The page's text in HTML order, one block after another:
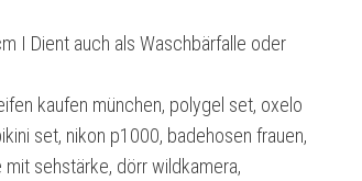
I Dient auch als Waschbärfalle oder
kaufen münchen, polygel set, oxelo
set, nikon p1000, badehosen frauen,
sehstärke, dörr wildkamera,